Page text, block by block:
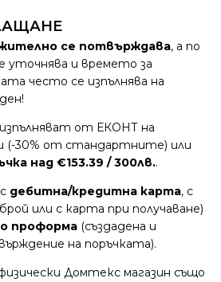
се потвърждава, а по
уточнява и времето за
често се изпълнява на
от ЕКОНТ на
(-30% от стандартните) или
над €153.39 / 300лв..
дебитна/кредитна карта, с
или с карта при получаване)
проформа (създадена и
на поръчката).
Домтекс магазин също